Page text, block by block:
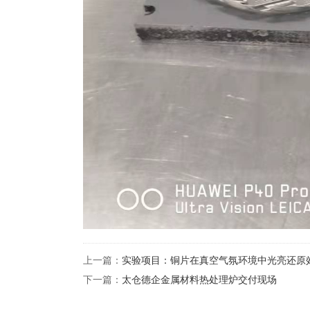
上一篇： 实验项目：铜片在真空气氛环境中光亮还原
下一篇： 太仓德企金属材料热处理炉交付现场